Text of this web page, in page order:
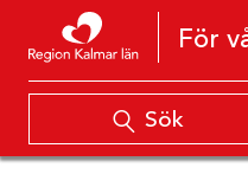
Hoppa till innehåll
För
Sök